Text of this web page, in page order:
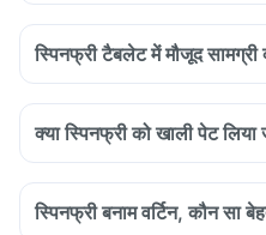
स्पिनफ्री टैबलेट में मौजूद सामग्री
क्या स्पिनफ्री को खाली पेट
स्पिनफ्री बनाम वर्टिन, कौन सा